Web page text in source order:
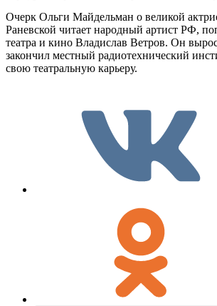
Очерк Ольги Майдельман о великой
Раневской читает народный артист РФ,
театра и кино Владислав Ветров. Он
закончил местный радиотехнический
свою театральную карьеру.